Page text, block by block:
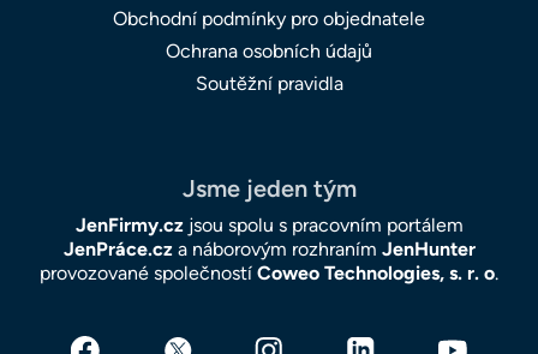
Obchodní podmínky pro objednatele
Ochrana osobních údajů
Soutěžní pravidla
Jsme jeden tým
JenFirmy.czjsou spolu s pracovním portálem
JenPráce.cza náborovým rozhraním JenHunter
provozované společností Coweo Technologies, s. r. o.